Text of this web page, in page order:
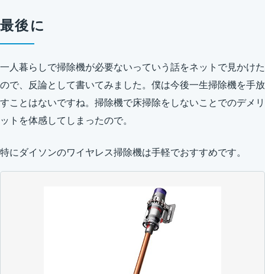
最後に
一人暮らしで掃除機が必要ないっていう話をネットで見かけた
ので、反論として書いてみました。僕は今後一生掃除機を手放
すことはないですね。掃除機で床掃除をしないことでのデメリ
ットを体感してしまったので。
特にダイソンのワイヤレス掃除機は手軽でおすすめです。